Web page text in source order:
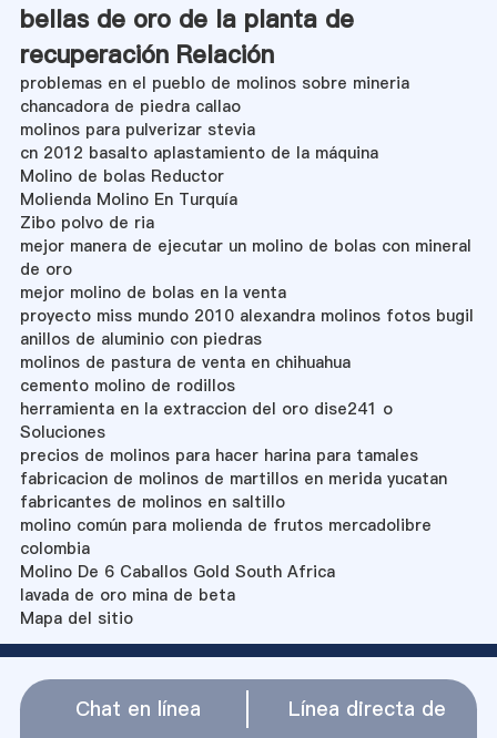
bellas de oro de la planta de
recuperación Relación
problemas en el pueblo de molinos sobre mineria
chancadora de piedra callao
molinos para pulverizar stevia
cn 2012 basalto aplastamiento de la máquina
Molino de bolas Reductor
Molienda Molino En Turquía
Zibo polvo de ria
mejor manera de ejecutar un molino de bolas con mineral
de oro
mejor molino de bolas en la venta
proyecto miss mundo 2010 alexandra molinos fotos bugil
anillos de aluminio con piedras
molinos de pastura de venta en chihuahua
cemento molino de rodillos
herramienta en la extraccion del oro dise241 o
Soluciones
precios de molinos para hacer harina para tamales
fabricacion de molinos de martillos en merida yucatan
fabricantes de molinos en saltillo
molino común para molienda de frutos mercadolibre
colombia
Molino De 6 Caballos Gold South Africa
lavada de oro mina de beta
Mapa del sitio
Chat en línea
Línea directa de